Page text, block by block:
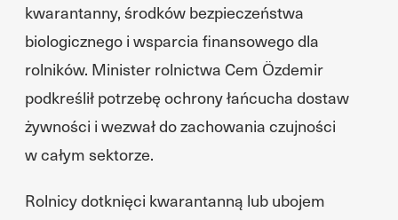
kwarantanny, środków bezpieczeństwa
biologicznego i wsparcia finansowego dla
rolników. Minister rolnictwa Cem Özdemir
podkreślił potrzebę ochrony łańcucha dostaw
żywności i wezwał do zachowania czujności
w całym sektorze.
Rolnicy dotknięci kwarantanną lub ubojem